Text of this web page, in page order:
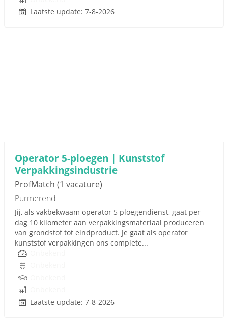
Laatste update: 7-8-2026
Operator 5-ploegen | Kunststof
Verpakkingsindustrie
ProfMatch (1 vacature)
Purmerend
Jij, als vakbekwaam operator 5 ploegendienst, gaat per
dag 10 kilometer aan verpakkingsmateriaal produceren
van grondstof tot eindproduct. Je gaat als operator
kunststof verpakkingen ons complete...
Laatste update: 7-8-2026